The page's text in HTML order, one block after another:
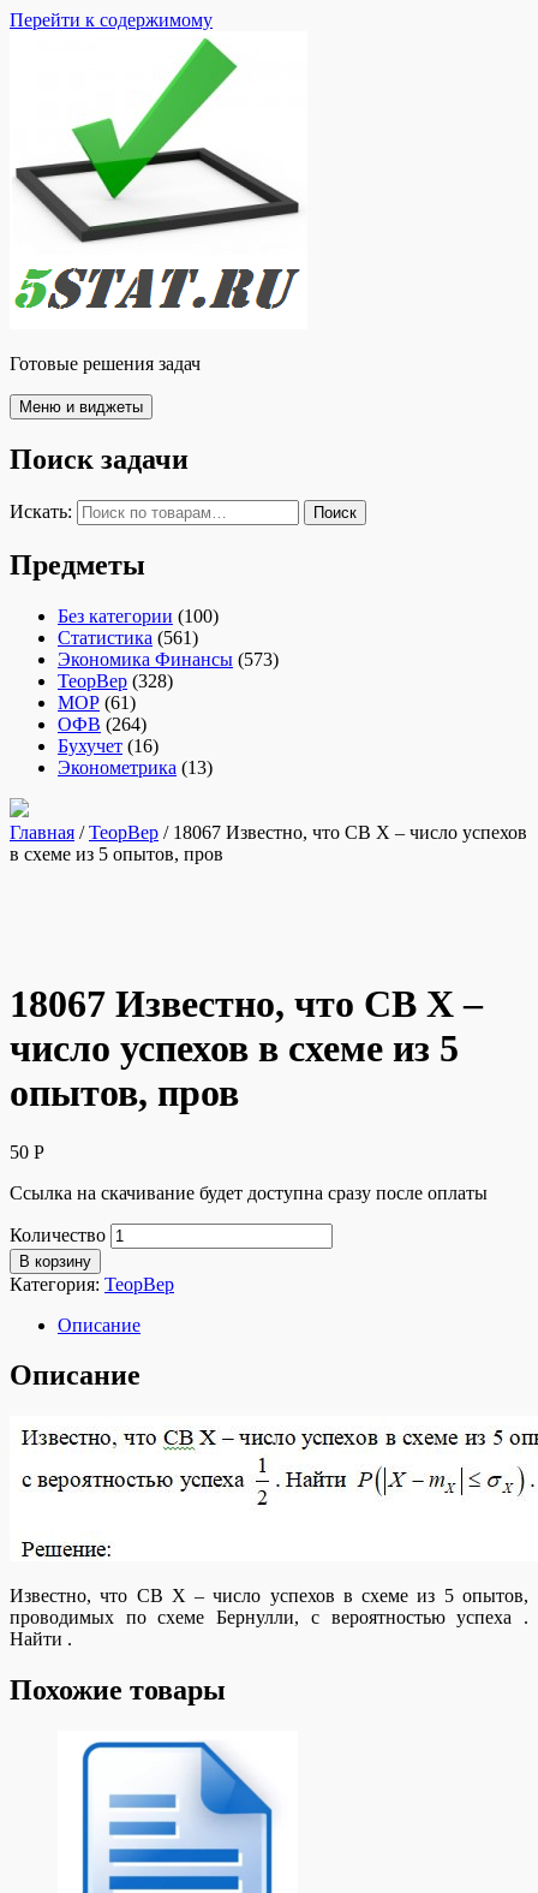
Перейти к содержимому
Готовые решения задач
Меню и виджеты
Поиск задачи
Искать: Поиск
Предметы
Без категории (100)
Статистика (561)
Экономика Финансы (573)
ТеорВер (328)
МОР (61)
ОФВ (264)
Бухучет (16)
Эконометрика (13)
Главная /ТеорВер / 18067 Известно, что СВ Х – число успехов
в схеме из 5 опытов, пров
18067 Известно, что СВ Х –
число успехов в схеме из 5
опытов, пров
50 Р
Ссылка на скачивание будет доступна сразу после оплаты
Количество
В корзину
Категория: ТеорВер
Описание
Описание
Известно, что СВ Х – число успехов в схеме из 5 опытов,
проводимых по схеме Бернулли, с вероятностью успеха .
Найти .
Похожие товары